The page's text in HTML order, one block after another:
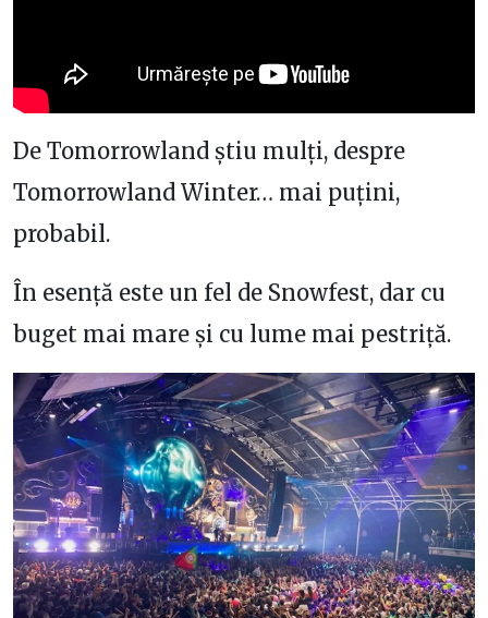
De Tomorrowland știu mulți, despre
Tomorrowland Winter… mai puțini,
probabil.
În esență este un fel de Snowfest, dar cu
buget mai mare și cu lume mai pestriță.